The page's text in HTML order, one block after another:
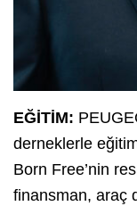
EĞİTİM:
derneklerle
Born Free’nin
finansman, araç